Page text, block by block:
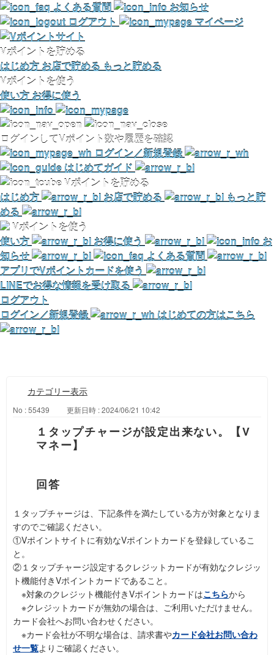
よくある質問
お知らせ
ログアウト
マイページ
Vポイントを貯める
はじめ方 お店で貯める もっと貯める
Vポイントを使う
使い方 お得に使う
ログインしてVポイント数や履歴を確認
ログイン／新規登録
はじめてガイド
Vポイントを貯める
はじめ方
お店で貯める
もっと貯
める
Vポイントを使う
使い方
お得に使う
お
知らせ
よくある質問
アプリでVポイントカードを使う
LINEでお得な情報を受け取る
ログアウト
ログイン／新規登録
はじめての方はこちら
カテゴリー表示
No : 55439 更新日時 : 2024/06/21 10:42
１タップチャージが設定出来ない。【V
マネー】
１タップチャージは、下記条件を満たしている方が対象となりま
すのでご確認ください。
①Vポイントサイトに有効なVポイントカードを登録しているこ
と。
②１タップチャージ設定するクレジットカードが有効なクレジッ
ト機能付きVポイントカードであること。
※対象のクレジット機能付きVポイントカードはこちらから
※クレジットカードが無効の場合は、ご利用いただけません。
カード会社へお問い合わせください。
※カード会社が不明な場合は、請求書やカード会社お問い合わ
せ一覧よりご確認ください。